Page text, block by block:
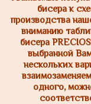
бисера к
производства
вниманию
бисера
выбранной
нескольких
одного,